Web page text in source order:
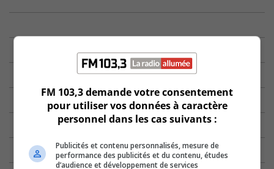
FM 103,3 demande votre consentement
pour utiliser vos données à caractère
personnel dans les cas suivants :
Publicités et contenu personnalisés, mesure de
performance des publicités et du contenu, études
d’audience et développement de services